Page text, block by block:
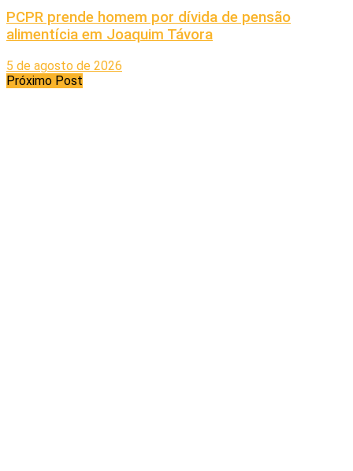
PCPR prende homem por dívida de pensão
alimentícia em Joaquim Távora
5 de agosto de 2026
Próximo Post